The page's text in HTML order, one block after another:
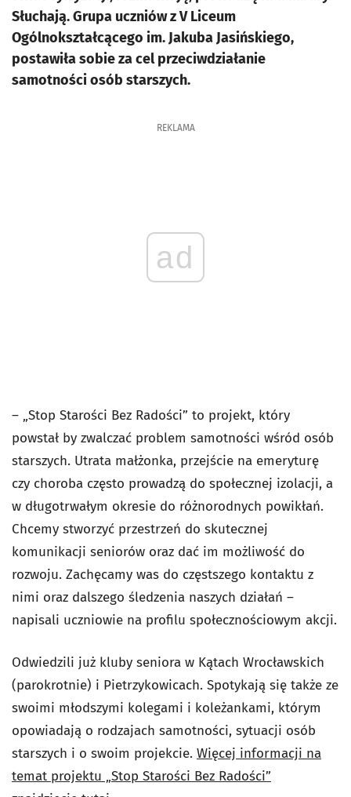
Słuchają. Grupa uczniów z V Liceum
Ogólnokształcącego im. Jakuba Jasińskiego,
postawiła sobie za cel przeciwdziałanie
samotności osób starszych.
REKLAMA
ad
– „Stop Starości Bez Radości” to projekt, który
powstał by zwalczać problem samotności wśród osób
starszych. Utrata małżonka, przejście na emeryturę
czy choroba często prowadzą do społecznej izolacji, a
w długotrwałym okresie do różnorodnych powikłań.
Chcemy stworzyć przestrzeń do skutecznej
komunikacji seniorów oraz dać im możliwość do
rozwoju. Zachęcamy was do częstszego kontaktu z
nimi oraz dalszego śledzenia naszych działań –
napisali uczniowie na profilu społecznościowym akcji.
Odwiedzili już kluby seniora w Kątach Wrocławskich
(parokrotnie) i Pietrzykowicach. Spotykają się także ze
swoimi młodszymi kolegami i koleżankami, którym
opowiadają o rodzajach samotności, sytuacji osób
starszych i o swoim projekcie. Więcej informacji na
temat projektu „Stop Starości Bez Radości”